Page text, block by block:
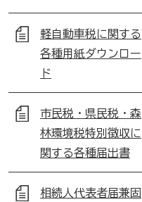
軽自動車税に関する
各種用紙ダウンロー
ド
市民税・県民税・森
林環境税特別徴収に
関する各種届出書
相続人代表者届兼固